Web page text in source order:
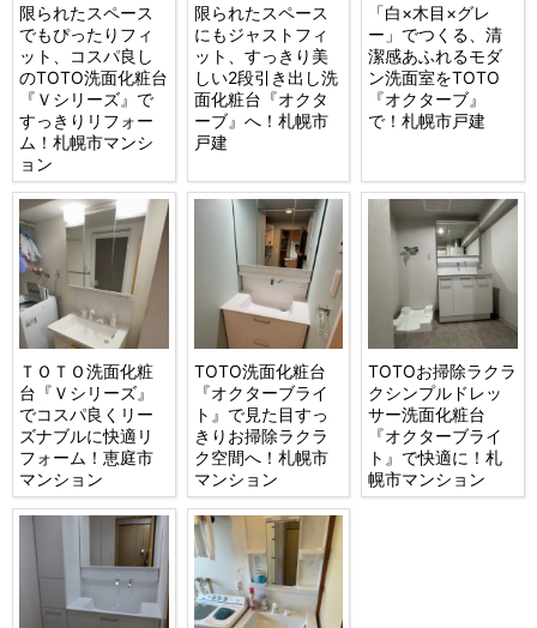
限られたスペース
でもぴったりフィ
ット、コスパ良し
のTOTO洗面化粧台
『Ｖシリーズ』で
すっきりリフォー
ム！札幌市マンシ
ョン
限られたスペース
にもジャストフィ
ット、すっきり美
しい2段引き出し洗
面化粧台『オクタ
ーブ』へ！札幌市
戸建
「白×木目×グレ
ー」でつくる、清
潔感あふれるモダ
ン洗面室をTOTO
『オクターブ』
で！札幌市戸建
ＴＯＴＯ洗面化粧
台『Ｖシリーズ』
でコスパ良くリー
ズナブルに快適リ
フォーム！恵庭市
マンション
TOTO洗面化粧台
『オクターブライ
ト』で見た目すっ
きりお掃除ラクラ
ク空間へ！札幌市
マンション
TOTOお掃除ラクラ
クシンプルドレッ
サー洗面化粧台
『オクターブライ
ト』で快適に！札
幌市マンション